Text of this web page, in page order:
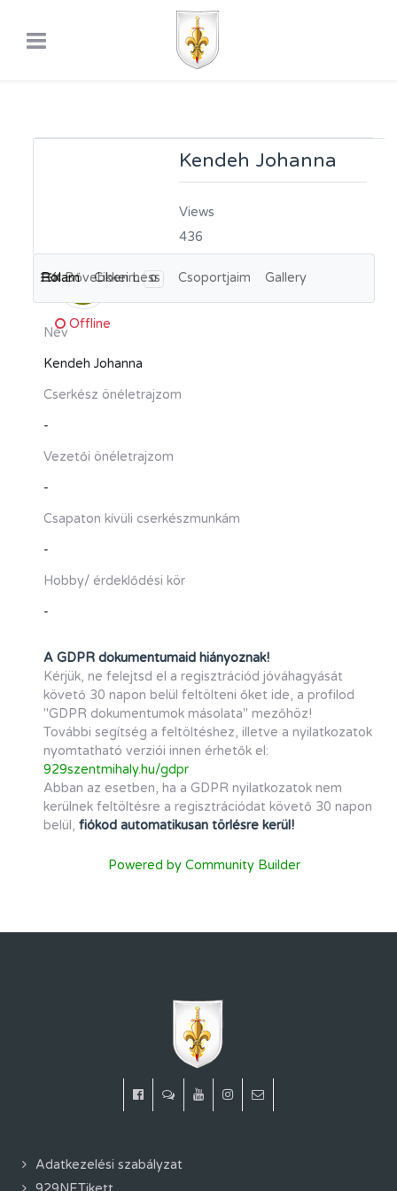
KJ
Offline
Kendeh Johanna
Views
436
Rólam Cikkeim 0 Csoportjaim Gallery
Bővebben Less
Név
Kendeh Johanna
Cserkész önéletrajzom
-
Vezetői önéletrajzom
-
Csapaton kívüli cserkészmunkám
-
Hobby/ érdeklődési kör
-
A GDPR dokumentumaid hiányoznak!
Kérjük, ne felejtsd el a regisztrációd jóváhagyását
követő 30 napon belül feltölteni őket ide, a profilod
"GDPR dokumentumok másolata" mezőhöz!
További segítség a feltöltéshez, illetve a nyilatkozatok
nyomtatható verziói innen érhetők el:
929szentmihaly.hu/gdpr
Abban az esetben, ha a GDPR nyilatkozatok nem
kerülnek feltöltésre a regisztrációdat követő 30 napon
belül, fiókod automatikusan törlésre kerül!
Powered by Community Builder
Adatkezelési szabályzat